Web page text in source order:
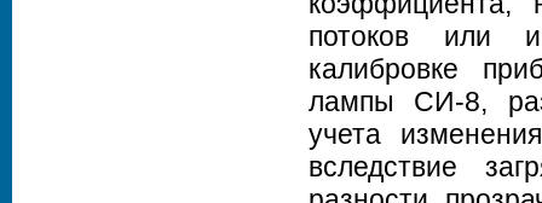
потоков или
калибровке
лампы СИ-8,
учета
вследствие